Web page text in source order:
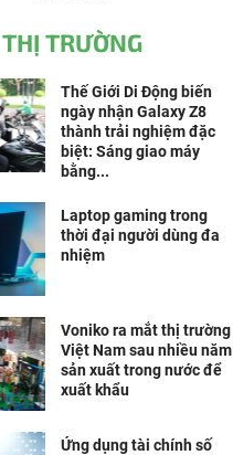
TRƯỜNG
Thế Giới Di Động biến
ngày nhận Galaxy Z8
thành trải nghiệm đặc
biệt: Sáng giao máy
bằng...
Laptop gaming trong
thời đại người dùng đa
nhiệm
Voniko ra mắt thị trường
Việt Nam sau nhiều năm
sản xuất trong nước để
xuất khẩu
Ứng dụng tài chính số